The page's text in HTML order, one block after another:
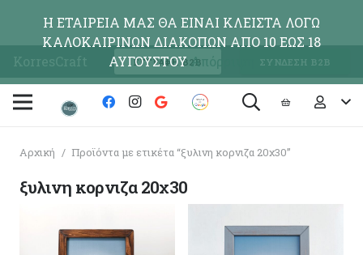
KorresCraft ΕΓΓΡΑΦΗ Β2Β ΣΥΝΔΕΣΗ Β2Β
Αρχική / Προϊόντα με ετικέτα “ξυλινη κορνιζα 20χ30”
ξυλινη κορνιζα 20χ30
Η ΕΤΑΙΡΕΙΑ ΜΑΣ ΘΑ ΕΙΝΑΙ ΚΛΕΙΣΤΑ ΛΟΓΩ
ΚΑΛΟΚΑΙΡΙΝΩΝ ΔΙΑΚΟΠΩΝ ΑΠΟ 10 ΕΩΣ 18
ΑΥΓΟΥΣΤΟΥΑπόρριψη